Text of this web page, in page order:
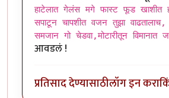
हाटेलात गेलंस मगे फास्ट फूड खाशीत
सपाटून चापशीत वजन तुझा
समजान गो चेडवा,मोटारीतून विमानात
आवडलं !
प्रतिसाद देण्यासाठीलॉग इन करा